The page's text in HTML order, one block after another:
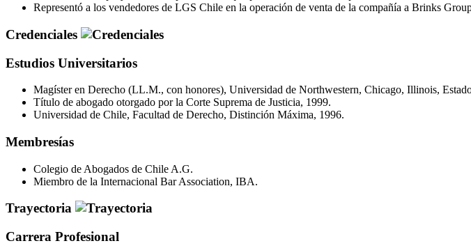
Representó a los vendedores de LGS Chile en la operación de venta de la compañía a Brinks
Credenciales
Estudios Universitarios
Magíster en Derecho (LL.M., con honores), Universidad de Northwestern, Chicago, Illinois,
Título de abogado otorgado por la Corte Suprema de Justicia, 1999.
Universidad de Chile, Facultad de Derecho, Distinción Máxima, 1996.
Membresías
Colegio de Abogados de Chile A.G.
Miembro de la Internacional Bar Association, IBA.
Trayectoria
Carrera Profesional